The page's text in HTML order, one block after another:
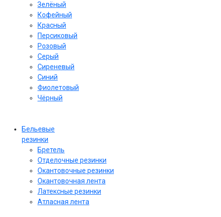
Зелёный
Кофейный
Красный
Персиковый
Розовый
Серый
Сиреневый
Cиний
Фиолетовый
Чёрный
Бельевые
резинки
Бретель
Отделочные резинки
Окантовочные резинки
Окантовочная лента
Латексные резинки
Атласная лента